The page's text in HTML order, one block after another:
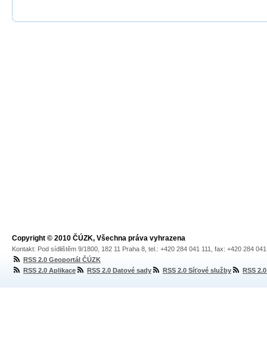
Copyright © 2010 ČÚZK, Všechna práva vyhrazena
Kontakt: Pod sídlištěm 9/1800, 182 11 Praha 8, tel.: +420 284 041 111, fax: +420 284
RSS 2.0 Geoportál ČÚZK
RSS 2.0 Aplikace
RSS 2.0 Datové sady RSS 2.0 Síťové služby RSS